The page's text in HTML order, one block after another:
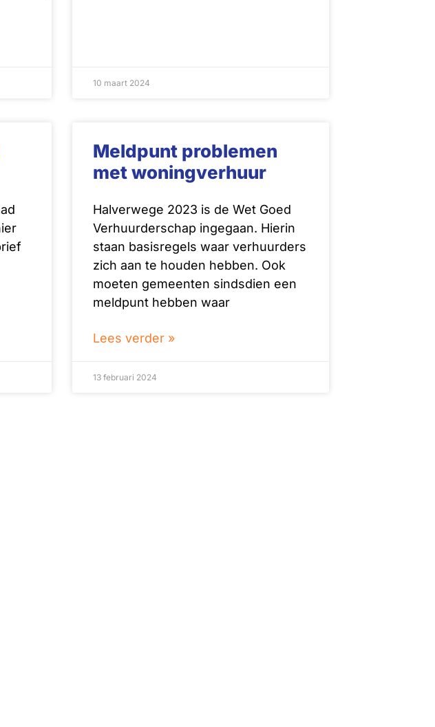
10 maart 2024
Meldpunt problemen
met woningverhuur
Halverwege 2023 is de Wet Goed
Verhuurderschap ingegaan. Hierin
staan basisregels waar verhuurders
zich aan te houden hebben. Ook
moeten gemeenten sindsdien een
meldpunt hebben waar
Lees verder »
13 februari 2024